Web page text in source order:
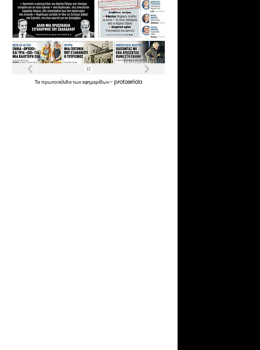
Ταπρωτοσέλιδατωνεφημερίδων- protoselida